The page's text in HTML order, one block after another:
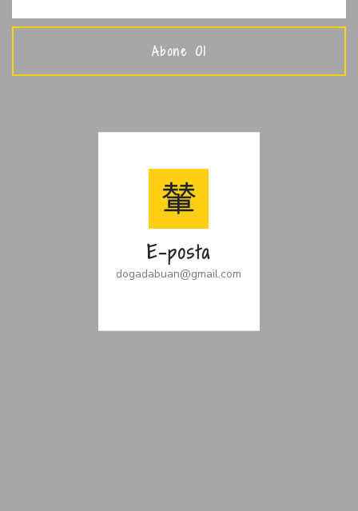
Abone Ol
E-posta
dogadabuan@gmail.com